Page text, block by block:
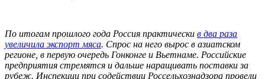
По итогам прошлого года Россия практически в два раза
увеличила экспорт мяса. Спрос на него вырос в азиатском
регионе, в первую очередь Гонконге и Вьетнаме. Российские
предприятия стремятся и дальше наращивать поставки за
рубеж. Инспекции при содействии Россельхознадзора провели